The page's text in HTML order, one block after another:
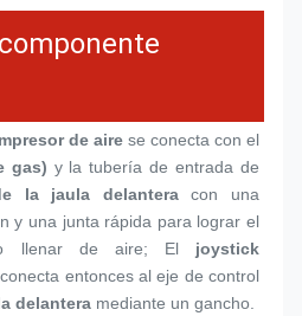
de aire
gas) y la tubería de entrada de
la jaula delantera con una
y una junta rápida para lograr el
llenar de aire; El joystick
entonces al eje de control
delantera mediante un gancho.